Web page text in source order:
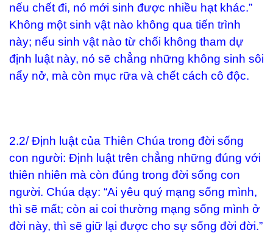
nếu chết đi, nó mới sinh được nhiều hạt khác.”
Không một sinh vật nào không qua tiến trình
này; nếu sinh vật nào từ chối không tham dự
định luật này, nó sẽ chẳng những không sinh sôi
nẩy nở, mà còn mục rữa và chết cách cô độc.
2.2/ Định luật của Thiên Chúa trong đời sống
con người: Định luật trên chẳng những đúng với
thiên nhiên mà còn đúng trong đời sống con
người. Chúa dạy: “Ai yêu quý mạng sống mình,
thì sẽ mất; còn ai coi thường mạng sống mình ở
đời này, thì sẽ giữ lại được cho sự sống đời đời.”